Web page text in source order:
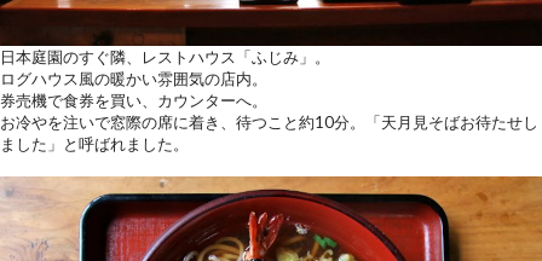
日本庭園のすぐ隣、レストハウス「ふじみ」。
ログハウス風の暖かい雰囲気の店内。
券売機で食券を買い、カウンターへ。
お冷やを注いで窓際の席に着き、待つこと約10分。「天月見そばお待たせし
ました」と呼ばれました。